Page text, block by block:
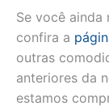
Se você ainda
confira a
outras
anteriores da
estamos